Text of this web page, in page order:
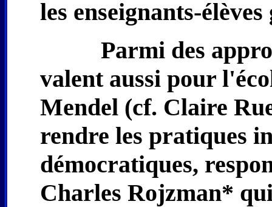
les enseignants-
Parmi des
valent aussi pour
Mendel (cf. Claire
rendre les pratiques
démocratiques,
Charles Rojzman*